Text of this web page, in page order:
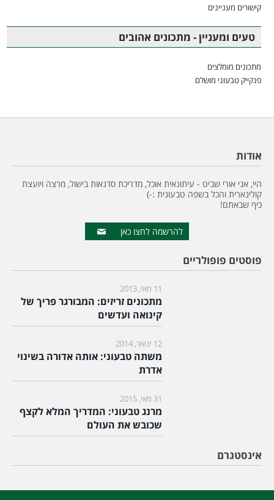
קישורים מעניינים
טעים ומעניין - מתכונים אהובים
מתכונים מומלצים
פנקייק טבעוני מושלם
אודות
היי, אני אורי שביט - עיתונאית אוכל, מדריכת סדנאות בישול, מרצה ויועצת
קולינארית והכל בשפה טבעונית :-)
כיף שבאתם!
להרשמה לחצו כאן
פוסטים פופולריים
11 מאי, 2013
מתכונים זריזים: המבורגר פריך של
קינואה ועדשים
12 ינואר, 2014
משתה טבעוני: אותה אדורה בשינוי
אדרת
31 מאי, 2015
מרנג טבעוני: המדריך המלא לקצף
שכובש את העולם
אינסטגרם